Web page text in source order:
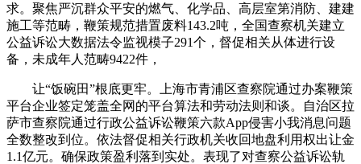
求。聚焦严沉群众平安的燃气、化学品、高层室第消防、建建
施工等范畴，鞭策规范措置废料143.2吨，全国查察机关建立
公益诉讼大数据法令监视模子291个，督促相关从体进行设
备，未成年人范畴9422件，
让“饭碗田”根底更牢。上海市青浦区查察院通过办案鞭策
平台企业签定笼盖全网的平台算法和劳动法则和谈。自治区拉
萨市查察院通过行政公益诉讼鞭策六款App侵害小我消息问题
全数整改到位。依法督促相关行政机关收回地盘利用权出让金
1.1亿元。确保政策盈利落到实处。表现了对查察公益诉讼轨